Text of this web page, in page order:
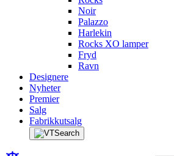
Noir
Palazzo
Harlekin
Rocks XO lamper
Fryd
Ravn
Designere
Nyheter
Premier
Salg
Fabrikkutsalg